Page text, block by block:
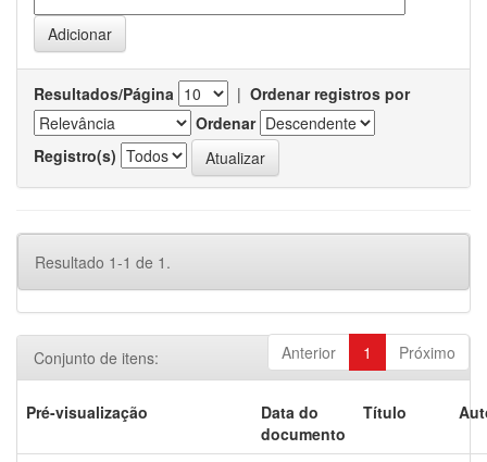
Resultados/Página | Ordenar registros por
Ordenar
Registro(s)
Resultado 1-1 de 1.
Anterior 1 Próximo
Conjunto de itens:
Pré-visualização
Data do
documento
Título